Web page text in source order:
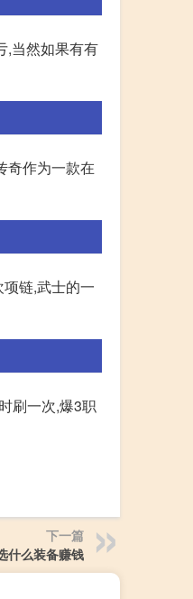
,当然如果有有
奇作为一款在
链,武士的一
刷一次,爆3职
下一篇
什么装备赚钱